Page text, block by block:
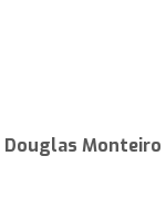
Douglas Monteiro